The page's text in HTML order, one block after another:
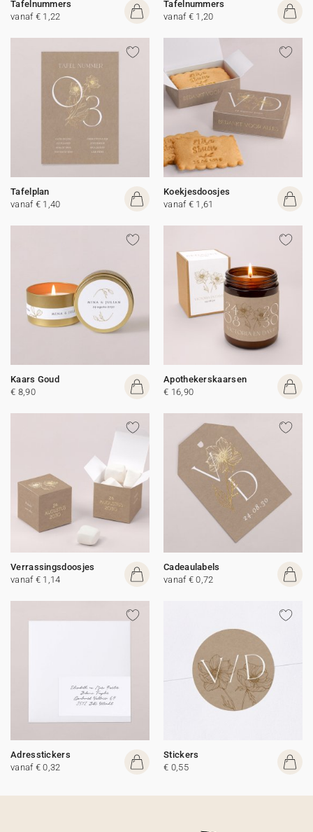
Tafelnummers
vanaf € 1,22
Tafelnummers
vanaf € 1,20
Tafelplan
vanaf € 1,40
Koekjesdoosjes
vanaf € 1,61
Kaars Goud
€ 8,90
Apothekerskaarsen
€ 16,90
Verrassingsdoosjes
vanaf € 1,14
Cadeaulabels
vanaf € 0,72
Adresstickers
vanaf € 0,32
Stickers
€ 0,55